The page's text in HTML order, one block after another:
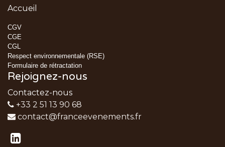
Accueil
CGV
CGE
CGL
Respect environnementale (RSE)
Formulaire de rétractation
Rejoignez-nous
Contactez-nous
+33 2 51 13 90 68
contact@franceevenements.fr